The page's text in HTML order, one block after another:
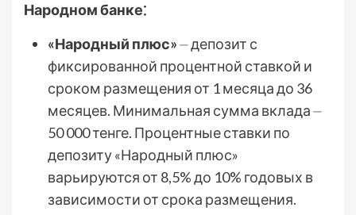
Народном банке⁚
«Народный плюс»⏤ депозит с
фиксированной процентной ставкой и
сроком размещения от 1 месяца до 36
месяцев. Минимальная сумма вклада ⏤
50 000 тенге. Процентные ставки по
депозиту «Народный плюс»
варьируются от 8,5% до 10% годовых в
зависимости от срока размещения.